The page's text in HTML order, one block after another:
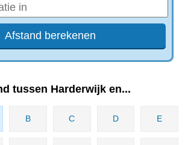
tussen Harderwijk en...
B C D E